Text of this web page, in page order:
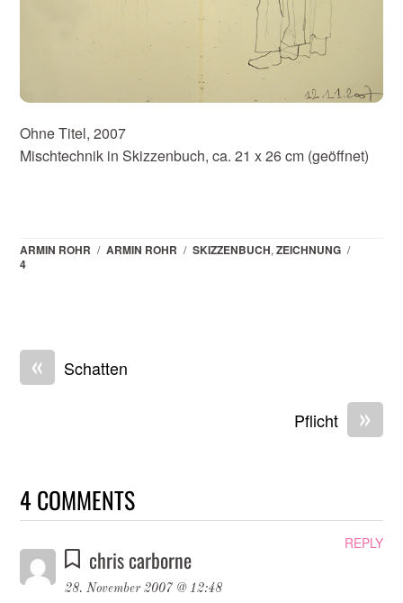
Ohne Titel, 2007
Mischtechnik in Skizzenbuch, ca. 21 x 26 cm (geöffnet)
ARMIN ROHR / ARMIN ROHR / SKIZZENBUCH,ZEICHNUNG /
4
« Schatten
»
Pflicht
4 COMMENTS
chris carborne
28. November 2007 @ 12:48
REPLY